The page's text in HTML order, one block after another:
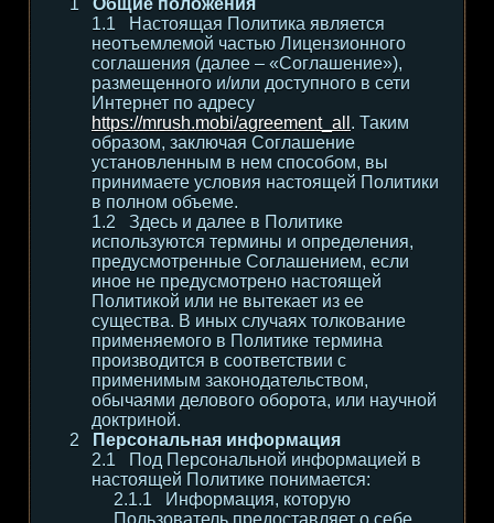
Общие положения
Настоящая Политика является
неотъемлемой частью Лицензионного
соглашения (далее – «Соглашение»),
размещенного и/или доступного в сети
Интернет по адресу
https://mrush.mobi/agreement_all . Таким
образом, заключая Соглашение
установленным в нем способом, вы
принимаете условия настоящей Политики
в полном объеме.
Здесь и далее в Политике
используются термины и определения,
предусмотренные Соглашением, если
иное не предусмотрено настоящей
Политикой или не вытекает из ее
существа. В иных случаях толкование
применяемого в Политике термина
производится в соответствии с
применимым законодательством,
обычаями делового оборота, или научной
доктриной.
Персональная информация
Под Персональной информацией в
настоящей Политике понимается:
Информация, которую
Пользователь предоставляет о себе